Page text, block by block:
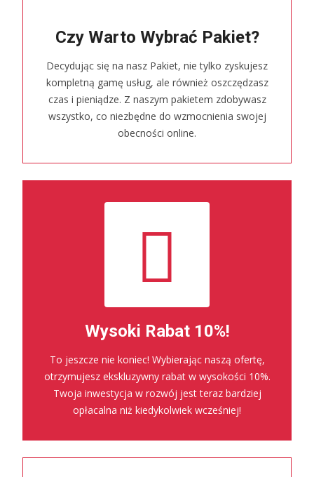
Czy Warto Wybrać Pakiet?
Decydując się na nasz Pakiet, nie tylko zyskujesz
kompletną gamę usług, ale również oszczędzasz
czas i pieniądze. Z naszym pakietem zdobywasz
wszystko, co niezbędne do wzmocnienia swojej
obecności online.
Wysoki Rabat 10%!
To jeszcze nie koniec! Wybierając naszą ofertę,
otrzymujesz ekskluzywny rabat w wysokości 10%.
Twoja inwestycja w rozwój jest teraz bardziej
opłacalna niż kiedykolwiek wcześniej!